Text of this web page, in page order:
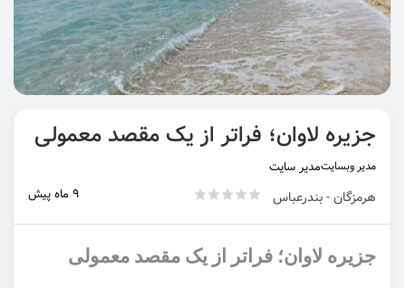
جزیره لاوان؛ فراتر از یک مقصد معمولی
مدیر سایتمدیر وبسایت
هرمزگان - بندرعباس 9 ماه پیش
جزیره لاوان؛ فراتر از یک مقصد معمولی